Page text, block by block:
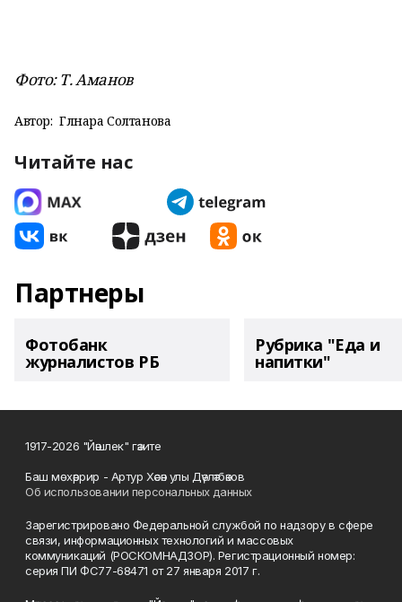
Фото: Т. Аманов
Автор: Гөлнара Солтанова
Читайте нас
Партнеры
Фотобанк
журналистов РБ
Рубрика "Еда и
напитки"
1917-2026 "Йәшлек" гәзите
Баш мөхәррир - Артур Хәсән улы Дәүләтбәков
Об использовании персональных данных
Зарегистрировано Федеральной службой по надзору в сфере
связи, информационных технологий и массовых
коммуникаций (РОСКОМНАДЗОР). Регистрационный номер:
серия ПИ ФС77-68471 от 27 января 2017 г.